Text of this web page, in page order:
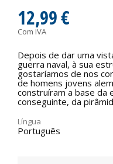
12,99 €
Com IVA
Depois de dar uma
guerra naval, à sua
gostaríamos de nos
de homens jovens
construíram a base da
conseguinte, da
Língua
Português